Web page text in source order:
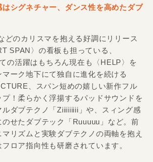
シグネチャー、ダンス性を高めたダブ
どのカリスマを抱える好調にリリース
SPAN〉の看板も担っている、
の活躍はもちろん現在も〈HELP〉を
ーク地下にて独自に進化を続ける
、スパン短めの嬉しい新作フル
！柔らかく浮揚するパッドサウンドを
ダブテクノ「Ziiiiiiiii」や、スィング感
せたダブテック「Ruuuuu」など。前
リズムと実験ダブテクノの両軸を抱え
ロア指向性も研磨されています。